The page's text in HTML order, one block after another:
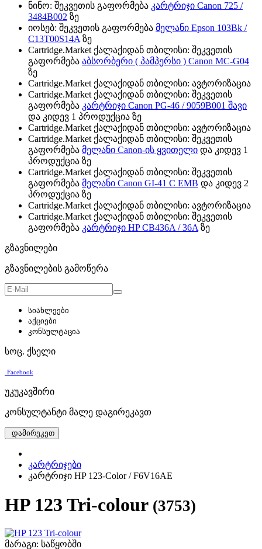
ნინო: შეკვეთის გაფორმება კარტრიჯი Canon 725 /
3484B002 ზე
იოსებ: შეკვეთის გაფორმება მელანი Epson 103Bk /
C13T00S14A ზე
Cartridge.Market ქალაქიდან თბილისი: შეკვეთის
გაფორმება აბსორბერი ( პამპერსი ) Canon MC-G04
ზე
Cartridge.Market ქალაქიდან თბილისი: ავტორიზაცია
Cartridge.Market ქალაქიდან თბილისი: შეკვეთის
გაფორმება კარტრიჯი Canon PG-46 / 9059B001 შავი
და კიდევ 1 პროდუქცია ზე
Cartridge.Market ქალაქიდან თბილისი: ავტორიზაცია
Cartridge.Market ქალაქიდან თბილისი: შეკვეთის
გაფორმება მელანი Canon-ის ყვითელი და კიდევ 1
პროდუქცია ზე
Cartridge.Market ქალაქიდან თბილისი: შეკვეთის
გაფორმება მელანი Canon GI-41 C EMB და კიდევ 2
პროდუქცია ზე
Cartridge.Market ქალაქიდან თბილისი: ავტორიზაცია
Cartridge.Market ქალაქიდან თბილისი: შეკვეთის
გაფორმება კარტრიჯი HP CB436A / 36A ზე
გზავნილები
გზავნილების გამოწერა
სიახლეები
აქციები
კონსულტაცია
სოც. ქსელი
Facebook
უკუკავშირი
კონსულტანტი მალე დაგირეკავთ
დამირეკეთ
კარტრიჯები
კარტრიჯი HP 123-Color / F6V16AE
HP 123 Tri-colour (3753)
მარაგი: საწყობში